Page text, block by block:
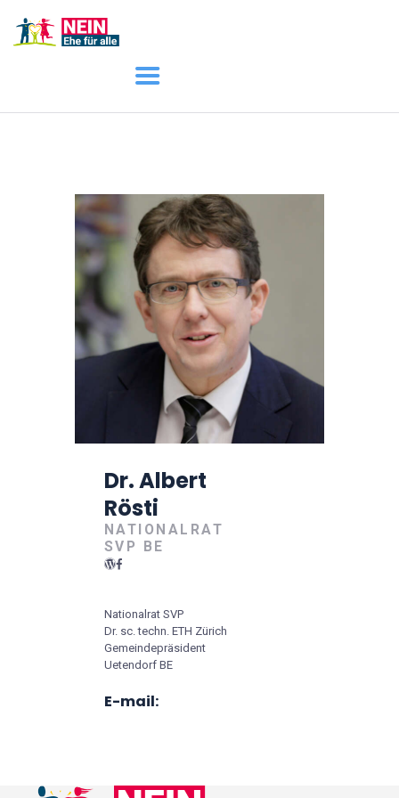
START
ÜBER UNS
DOWNLOADS
Dr. Albert
Rösti
NATIONALRAT
SVP BE
Nationalrat SVP
Dr. sc. techn. ETH Zürich
Gemeindepräsident
Uetendorf BE
E-mail: